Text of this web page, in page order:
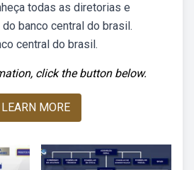
todas as diretorias e
banco central do brasil.
central do brasil.
click the button below.
LEARN MORE